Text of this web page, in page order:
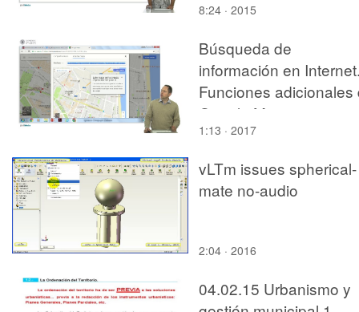
8:24 · 2015
Búsqueda de
información en
Funciones adicionales
Google Maps
1:13 · 2017
vLTm issues spherical-
mate no-audio
2:04 · 2016
04.02.15 Urbanismo y